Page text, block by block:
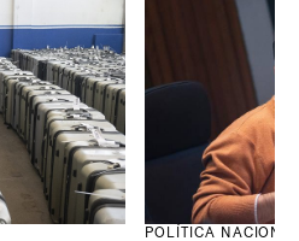
POLÍTICA